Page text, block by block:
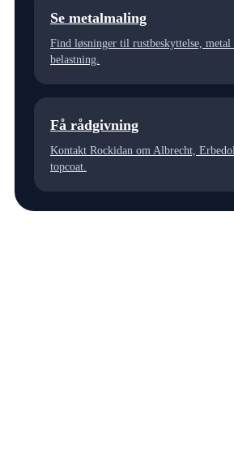
Se metalmaling
Find løsninger til rustbeskyttelse, metal
belastning.
Få rådgivning
Kontakt Rockidan om Albrecht,
topcoat.